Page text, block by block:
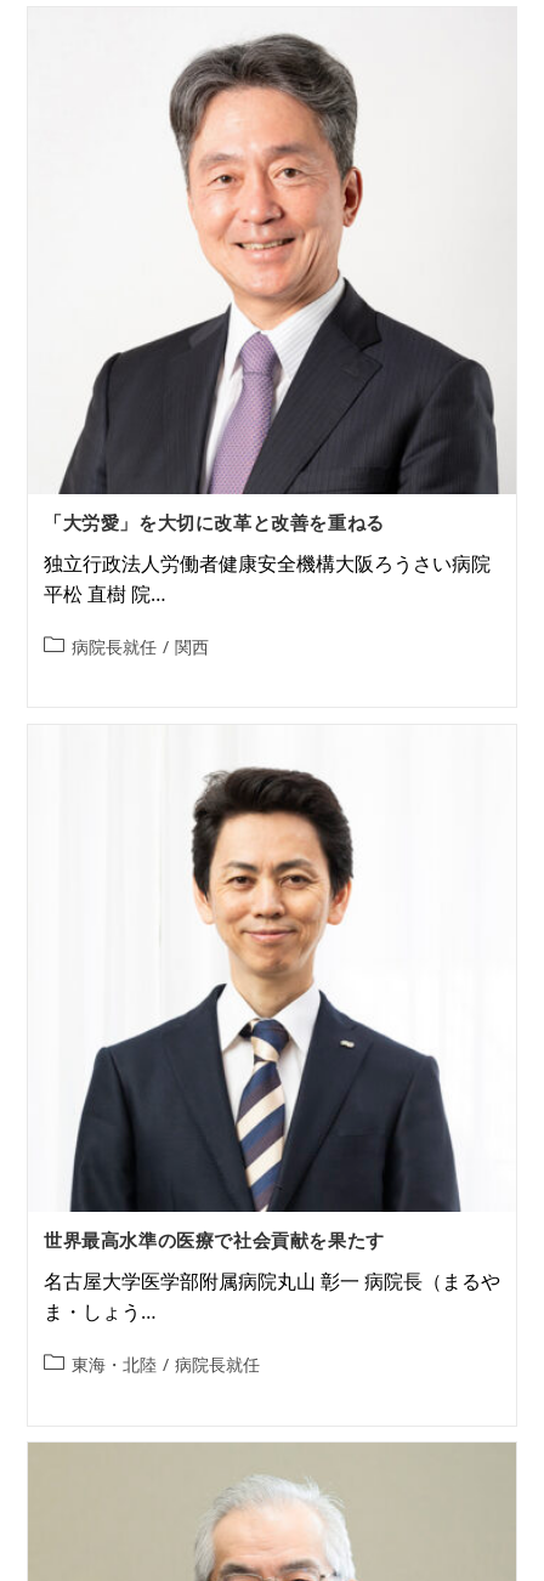
「大労愛」を大切に改革と改善を重ねる
独立行政法人労働者健康安全機構大阪ろうさい病院
平松 直樹 院…
病院長就任 / 関西
世界最高水準の医療で社会貢献を果たす
名古屋大学医学部附属病院丸山 彰一 病院長（まるや
ま・しょう…
東海・北陸 / 病院長就任